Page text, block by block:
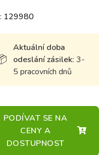
129980
Aktuální doba
odeslání zásilek: 3-
5 pracovních dnů
PODÍVAT SE NA
CENY A
DOSTUPNOST